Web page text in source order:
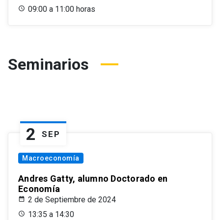
09:00 a 11:00 horas
Seminarios
2 SEP
Macroeconomía
Andres Gatty, alumno Doctorado en
Economía
2 de Septiembre de 2024
13:35 a 14:30